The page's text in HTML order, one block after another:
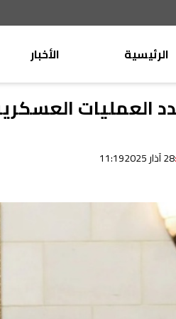
الرئيسية
الأخبار
محليات
رياضة
العمليات
28 آذار 2025 11:19